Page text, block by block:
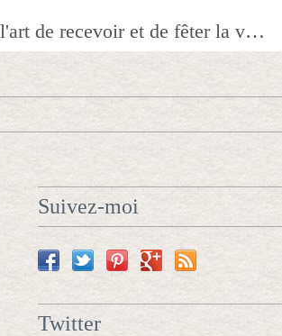
Bienvenue sur mon blog à tous ceux qui ont envie de partager l'art de recevoir et de fêter la veille le lendemain.Pour tous les épicuriens, hédonistes et autres amoureux de la bonne chair!!!!j'espère que vous trouverez mes astuces et mes recettes amusantes et que vous prendrez plaisir à les réaliser.n'hésitez surtout pas à me laisser vos réactions ou vos suggestions pour que tout le monde en profite!!!allez maintenant tous à table!!! Pepitavignon.
Suivez-moi
Twitter